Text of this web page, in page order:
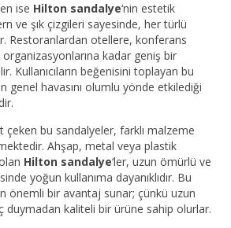
ise Hilton sandalye‘nin estetik
ve şık çizgileri sayesinde, her türlü
Restoranlardan otellere, konferans
kadar geniş bir
Kullanıcıların beğenisini toplayan bu
genel havasını olumlu yönde etkilediği
çeken bu sandalyeler, farklı malzeme
Ahşap, metal veya plastik
Hilton sandalye‘ler, uzun ömürlü ve
yoğun kullanıma dayanıklıdır. Bu
önemli bir avantaj sunar; çünkü uzun
duymadan kaliteli bir ürüne sahip olurlar.